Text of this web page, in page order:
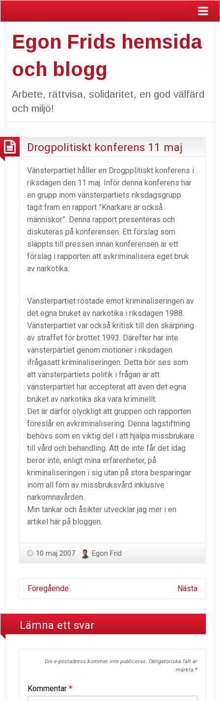
Egon Frids hemsida
och blogg
Arbete, rättvisa, solidaritet, en god välfärd
och miljö!
Drogpolitiskt konferens 11 maj
Vänsterpartiet håller en Drogpplitiskt konferens i
riksdagen den 11 maj. Inför denna konferens har
en grupp inom vänsterpartiets riksdagsgrupp
tagit fram en rapport ”Knarkare är också
människor”. Denna rapport presenteras och
diskuteras på konferensen. Ett förslag som
släppts till pressen innan konferensen är ett
förslag i rapporten att avkriminalisera eget bruk
av narkotika.
Vänsterpartiet röstade emot kriminaliseringen av
det egna bruket av narkotika i riksdagen 1988.
Vänsterpartiet var också kritisk till den skärpning
av straffet för brottet 1993. Därefter har inte
vänsterpartiet genom motioner i riksdagen
ifrågasatt kriminaliseringen. Detta bör ses som
att vänsterpartiets politik i frågan är att
vänsterpartiet har accepterat att även det egna
bruket av narkotika ska vara kriminellt.
Det är därför olyckligt att gruppen och rapporten
föreslår en avkriminalisering. Denna lagstiftning
behövs som en viktig del i att hjälpa missbrukare
till vård och behandling. Att de inte får det idag
beror inte, enligt mina erfarenheter, på
kriminaliseringen i sig utan på stora besparingar
inom all fom av missbruksvård inklusive
narkomnavården.
Min tankar och åsikter utvecklar jag mer i en
artikel här på bloggen.
10 maj 2007 Egon Frid
Föregående Nästa
Lämna ett svar
Din e-postadress kommer inte publiceras. Obligatoriska fält är
märkta *
Kommentar *